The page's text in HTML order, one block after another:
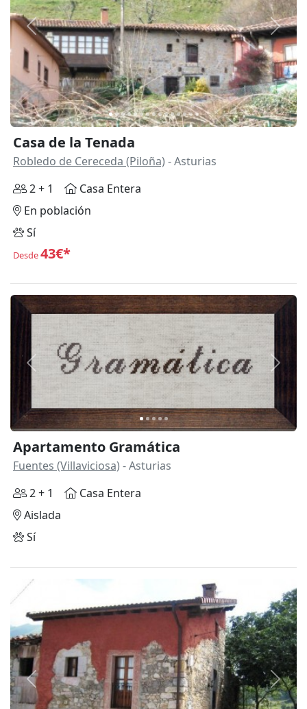
Anterior
Casa de la Tenada
Robledo de Cereceda (Piloña) - Asturias
2 + 1
Casa Entera
En población
Sí
Desde43€*
Anterior
Apartamento Gramática
Fuentes (Villaviciosa) - Asturias
2 + 1
Casa Entera
Aislada
Sí
Anterior